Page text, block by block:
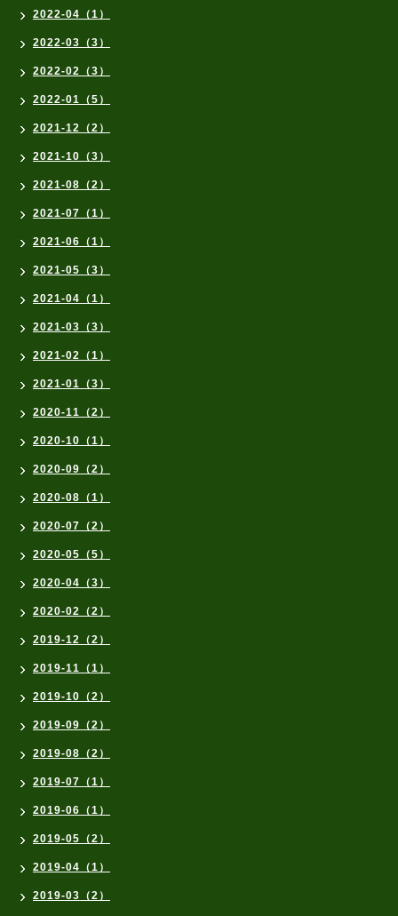
2022-04（1）
2022-03（3）
2022-02（3）
2022-01（5）
2021-12（2）
2021-10（3）
2021-08（2）
2021-07（1）
2021-06（1）
2021-05（3）
2021-04（1）
2021-03（3）
2021-02（1）
2021-01（3）
2020-11（2）
2020-10（1）
2020-09（2）
2020-08（1）
2020-07（2）
2020-05（5）
2020-04（3）
2020-02（2）
2019-12（2）
2019-11（1）
2019-10（2）
2019-09（2）
2019-08（2）
2019-07（1）
2019-06（1）
2019-05（2）
2019-04（1）
2019-03（2）